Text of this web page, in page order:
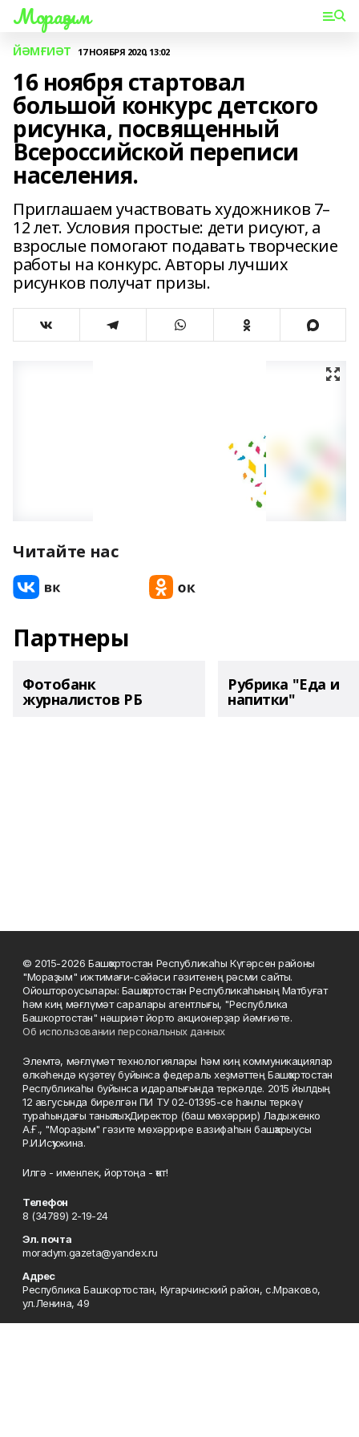
Мораҙым
ЙӘМҒИӘТ 17 НОЯБРЯ 2020, 13:02
16 ноября стартовал
большой конкурс детского
рисунка, посвященный
Всероссийской переписи
населения.
Приглашаем участвовать художников 7–
12 лет. Условия простые: дети рисуют, а
взрослые помогают подавать творческие
работы на конкурс. Авторы лучших
рисунков получат призы.
Читайте нас
Партнеры
Фотобанк
журналистов РБ
Рубрика "Еда и
напитки"
© 2015-2026 Башҡортостан Республикаһы Күгәрсен районы
"Мораҙым" ижтимағи-сәйәси гәзитенең рәсми сайты.
Ойоштороусылары: Башҡортостан Республикаһының Матбуғат
һәм киң мәғлүмәт саралары агентлығы, "Республика
Башкортостан" нәшриәт йорто акционерҙар йәмғиәте.
Об использовании персональных данных
Элемтә, мәғлүмәт технологиялары һәм киң коммуникациялар
өлкәһендә күҙәтеү буйынса федераль хеҙмәттең Башҡортостан
Республикаһы буйынса идаралығында теркәлде. 2015 йылдың
12 авгусында бирелгән ПИ ТУ 02-01395-се һанлы теркәү
тураһындағы таныҡлыҡ. Директор (баш мөхәррир) Ладыженко
А.Ғ., "Мораҙым" гәзите мөхәррире вазифаһын башҡарыусы
Р.И.Исҡужина.
Илгә - именлек, йортоңа - ҡот!
Телефон
8 (34789) 2-19-24
Эл. почта
moradym.gazeta@yandex.ru
Адрес
Республика Башкортостан, Кугарчинский район, с.Мраково,
ул.Ленина, 49
Рекламная служба